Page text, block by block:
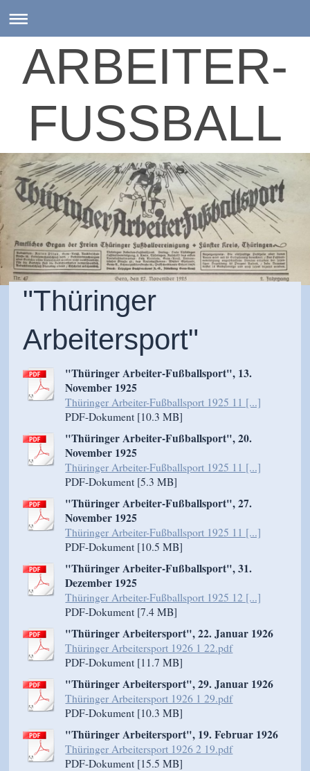
ARBEITER-
FUSSBALL
"Thüringer
Arbeitersport"
"Thüringer Arbeiter-Fußballsport", 13.
November 1925
Thüringer Arbeiter-Fußballsport 1925 11 [...]
PDF-Dokument [10.3 MB]
"Thüringer Arbeiter-Fußballsport", 20.
November 1925
Thüringer Arbeiter-Fußballsport 1925 11 [...]
PDF-Dokument [5.3 MB]
"Thüringer Arbeiter-Fußballsport", 27.
November 1925
Thüringer Arbeiter-Fußballsport 1925 11 [...]
PDF-Dokument [10.5 MB]
"Thüringer Arbeiter-Fußballsport", 31.
Dezember 1925
Thüringer Arbeiter-Fußballsport 1925 12 [...]
PDF-Dokument [7.4 MB]
"Thüringer Arbeitersport", 22. Januar 1926
Thüringer Arbeitersport 1926 1 22.pdf
PDF-Dokument [11.7 MB]
"Thüringer Arbeitersport", 29. Januar 1926
Thüringer Arbeitersport 1926 1 29.pdf
PDF-Dokument [10.3 MB]
"Thüringer Arbeitersport", 19. Februar 1926
Thüringer Arbeitersport 1926 2 19.pdf
PDF-Dokument [15.5 MB]